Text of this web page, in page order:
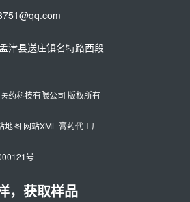
津县送庄镇名特路西段
药科技有限公司 版权所有
地图 网站XML 膏药代工厂
号
，获取样品